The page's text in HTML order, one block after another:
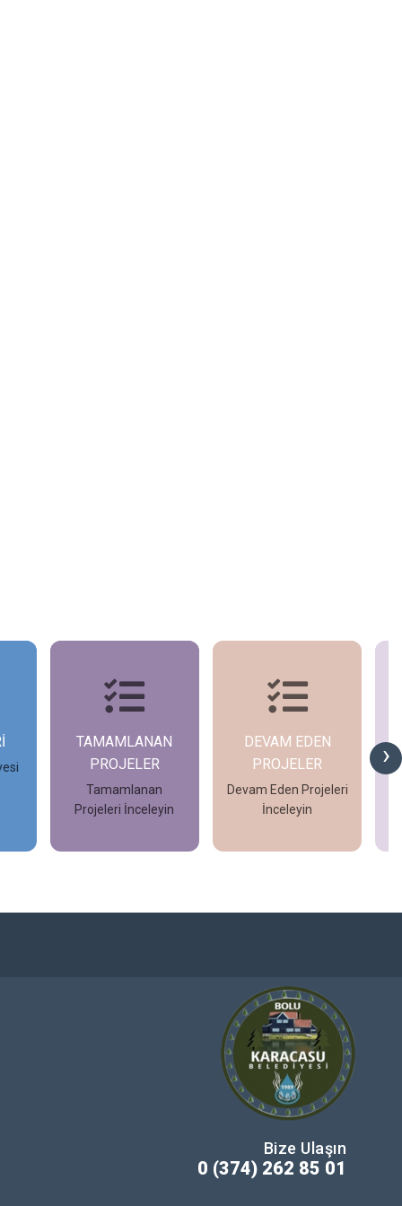
›
TAMAMLANAN
PROJELER
Tamamlanan
Projeleri İnceleyin
DEVAM EDEN
PROJELER
Devam Eden Projeleri
İnceleyin
İncele
Bize Ulaşın
0 (374) 262 85 01